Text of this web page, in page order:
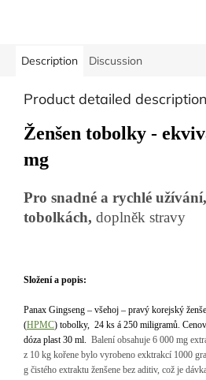
Description Discussion
Product detailed description
Ženšen tobolky -
mg
Pro snadné a rychlé
tobolkách, doplněk stravy
Složení a popis:
Panax Gingseng – všehoj – pravý korejský
(HPMC) tobolky, 24 ks á 250 miligramů.
dóza plast 30 ml. Balení obsahuje 6 000 mg
z 10 kg kořene bylo vyrobeno exktrakcí 1000
g čistého extraktu ženšene bez aditiv, což je